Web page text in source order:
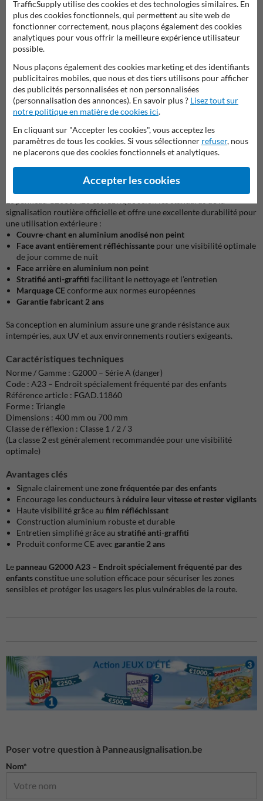
stationnement-pour-propriete-privee/panneaux-de-
stationnement/panneau-de-stationnement-personnalisable/
Dans certaines infrastructures (écoles, centres sportifs, entreprises),
il peut aussi être pertinent d’organiser la circulation avec un panneau
indiquant un
stationnement en marche arrière obligatoire , afin
d’améliorer la sécurité lors des manœuvres :
https://www.panneausignalisation.be/p/10253/panneaux-de-
stationnement-pour-propriete-privee/panneaux-de-
stationnement/panneau-de-stationnement-marche-arriere-
obligatoire/
L’association de ces panneaux permet destructurer la circulation
autour des zones fréquentées par des enfantset de renforcer la
Conception robuste & conformité
signalisation routière officielle et offre une excellente durabilité pour
une utilisation extérieure :
Couvre-chant en aluminium anodisé non peint
Face avant entièrement réfléchissante pour une visibilité optimale
de jour comme de nuit
Face arrière en aluminium non peint
Stratifié anti-graffiti facilitant le nettoyage et l’entretien
Marquage CEconforme aux normes européennes
Garantie fabricant 2 ans
Sa conception en aluminium assure une grande résistance aux
intempéries, aux UV et aux environnements routiers exigeants.
Caractéristiques techniques
Norme / Gamme : G2000 – Série A (danger)
Code : A23 – Endroit spécialement fréquenté par des enfants
Référence article : FGAD.11860
Forme : Triangle
Dimensions : 400 mm ou 700 mm
Classe de réflexion : Classe 1 / 2 / 3
(La classe 2 est généralement recommandée pour une visibilité
optimale)
Avantages clés
Signale clairement unezone fréquentée par des enfants
Encourage les conducteurs à réduire leur vitesse et rester vigilants
Haute visibilité grâce au film réfléchissant
Construction aluminium robuste et durable
Entretien simplifié grâce au stratifié anti-graffiti
Produit conforme CE avec garantie 2 ans
Le panneau G2000 A23 – Endroit spécialement fréquenté par des
enfantsconstitue une solution efficace pour sécuriser les zones
sensibles et protéger les usagers les plus vulnérables de la route.
Poser votre question à Panneausignalisation.be
Nom*
TrafficSupply utilise des cookies et des technologies similaires. En
plus des cookies fonctionnels, qui permettent au site web de
fonctionner correctement, nous plaçons également des cookies
analytiques pour vous offrir la meilleure expérience utilisateur
possible.
Nous plaçons également des cookies marketing et des identifiants
publicitaires mobiles, que nous et des tiers utilisons pour afficher
des publicités personnalisées et non personnalisées
(personnalisation des annonces). En savoir plus ? Lisez tout sur
notre politique en matière de cookies ici.
En cliquant sur "Accepter les cookies", vous acceptez les
paramètres de tous les cookies. Si vous sélectionner refuser, nous
ne placerons que des cookies fonctionnels et analytiques.
Accepter les cookies